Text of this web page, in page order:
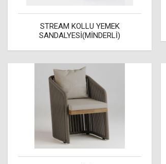
STREAM KOLLU YEMEK
SANDALYESİ(MİNDERLİ)